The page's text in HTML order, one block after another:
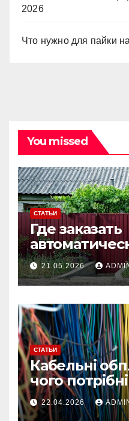
2026
Что нужно для пайки
You missed
СТАТЬИ
Где заказать
под ключ:
перед
21.05.2026
СТАТЬИ
Кабельні
чого
22.04.2026